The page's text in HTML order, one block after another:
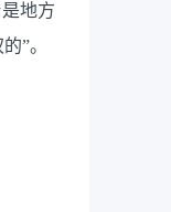
地方
”。